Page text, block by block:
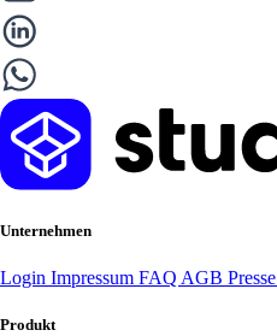
Unternehmen
Login Impressum FAQ AGB Presse
Produkt